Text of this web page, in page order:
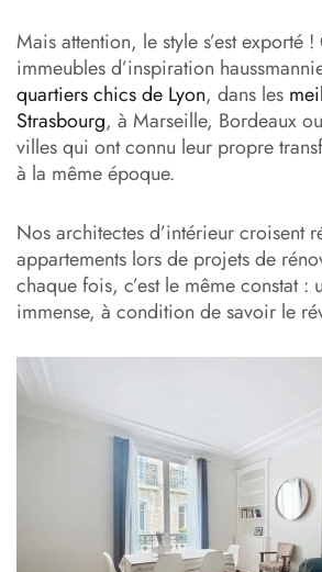
Mais attention, le style s’est exporté
immeubles d’inspiration
quartiers chics de Lyon, dans les
Strasbourg, à Marseille, Bordeaux
villes qui ont connu leur propre
à la même époque.
Nos architectes d’intérieur croisent
appartements lors de projets de
chaque fois, c’est le même constat :
immense, à condition de savoir le